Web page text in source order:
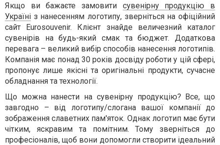
Якщо ви бажаєте замовити сувенірну продукцію в
Україні з нанесенням логотипу, зверніться на офіційний
сайт Eurosouvenir. Клієнт знайде величезний каталог
сувенірів на будь-який смак та бюджет. Додаткова
перевага – великий вибір способів нанесення логотипів.
Компанія має понад 30 років досвіду роботи у цій сфері,
пропонує лише якісні та оригінальні продукти, сучасне
обладнання та технології.
Що можна нанести на сувенірну продукцію? Все, що
завгодно – від логотипу/слогана вашої компанії до
зображення славетних пам'яток. Однак логотип має бути
чітким, яскравим та помітним. Тому зверніться до
професіоналів, щоб вони допомогли створити ідеальний